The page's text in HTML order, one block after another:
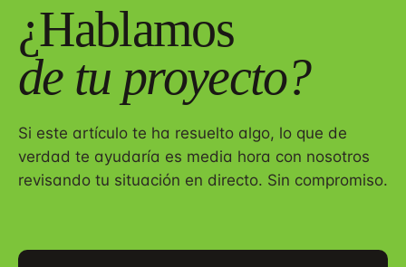
¿Hablamos
de tu proyecto?
Si este artículo te ha resuelto algo, lo que de
verdad te ayudaría es media hora con nosotros
revisando tu situación en directo. Sin compromiso.